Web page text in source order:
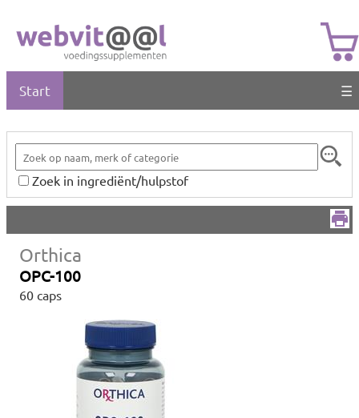
Start ☰
Zoek in ingrediënt/hulpstof
Orthica
OPC-100
60 caps